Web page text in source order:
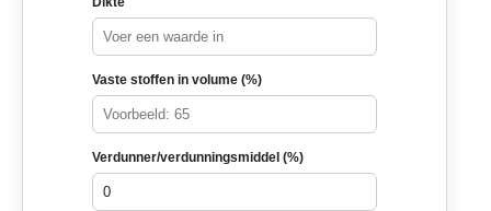
Vaste stoffen in volume (%)
Verdunner/verdunningsmiddel (%)